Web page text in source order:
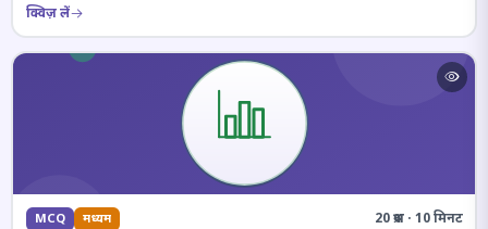
क्विज़ लें
MCQ मध्यम 20 प्रश्न · 10 मिनट